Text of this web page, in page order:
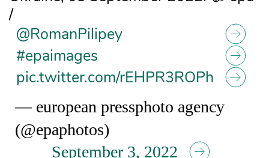
/
@RomanPilipey
#epaimages
pic.twitter.com/rEHPR3ROPh
— european pressphoto agency
(@epaphotos)
September 3, 2022